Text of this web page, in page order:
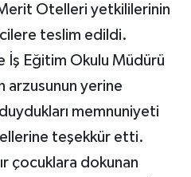
Otelleri yetkililerinin
teslim edildi.
İş Eğitim Okulu Müdürü
arzusunun yerine
memnuniyeti
teşekkür etti.
çocuklara dokunan